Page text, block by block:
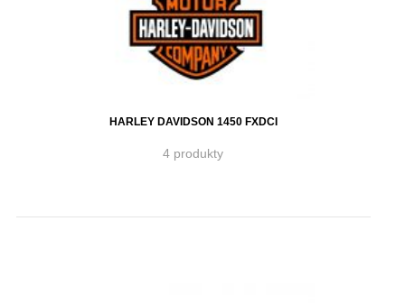
HARLEY DAVIDSON 1450 FXDCI
4 produkty